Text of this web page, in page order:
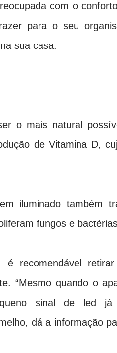
com o
para o seu
sua casa.
o mais natural
de Vitamina D,
iluminado também
fungos e
recomendável
“Mesmo quando o
sinal de led
dá a informação